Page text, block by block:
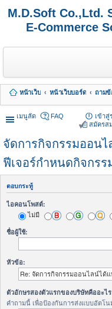
M.D.Soft Co.,Ltd.
E-Commerce
หน้าเว็บ หน้าเว็บบอร์ด
เมนูลัด
FAQ
เข้าสู่
สมัครส
จัดการกิจกรรมออน
ฟีเจอร์กำหนดกิจกรร
ตอบกระทู้
ไอคอนโพสต์:
ไม่มี
ชื่อผู้ใช้:
หัวข้อ:
ตัวอักษรสองตัวแรกของบริษัทคืออะไ
คำถามนี้ เพื่อป้องกันการส่งแบบอัตโ